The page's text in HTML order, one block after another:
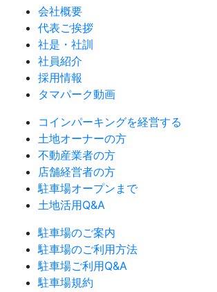
会社概要
代表ご挨拶
社是・社訓
社員紹介
採用情報
タマパーク動画
コインパーキングを経営する
土地オーナーの方
不動産業者の方
店舗経営者の方
駐車場オープンまで
土地活用Q&A
駐車場のご案内
駐車場のご利用方法
駐車場ご利用Q&A
駐車場規約